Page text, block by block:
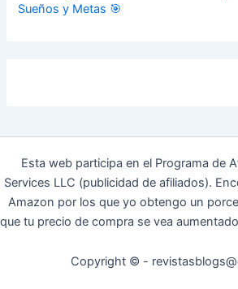
Sueños y Metas 🎯
Esta web participa en el Programa de
Services LLC (publicidad de afiliados).
Amazon por los que yo obtengo un
que tu precio de compra se vea
Copyright © -